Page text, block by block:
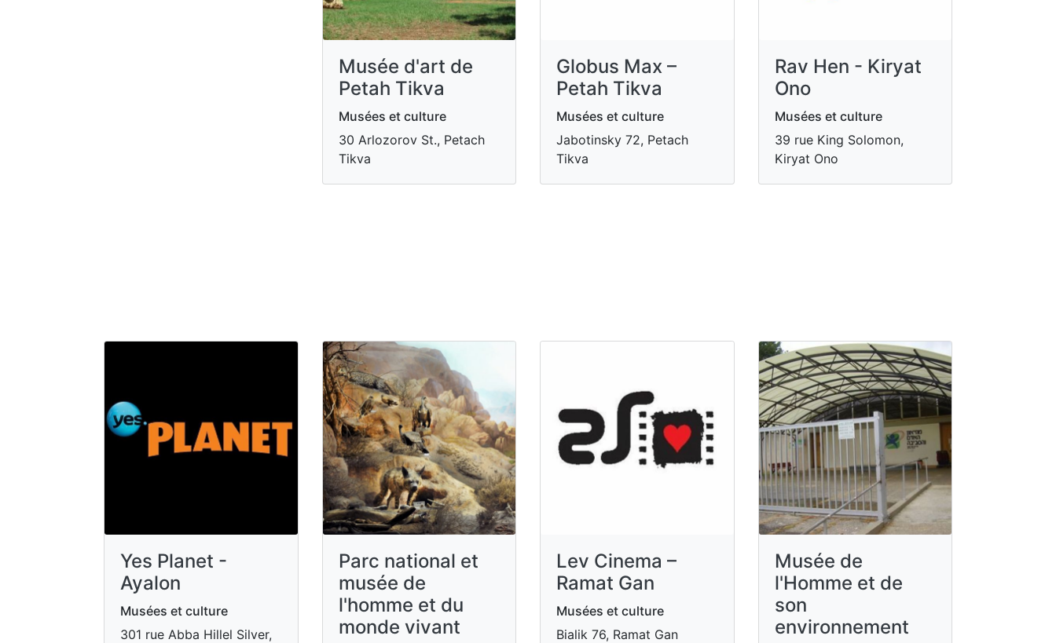
Musée d'art de
Petah Tikva
Musées et culture
30 Arlozorov St., Petach
Tikva
Globus Max –
Petah Tikva
Musées et culture
Jabotinsky 72, Petach
Tikva
Rav Hen - Kiryat
Ono
Musées et culture
39 rue King Solomon,
Kiryat Ono
Yes Planet -
Ayalon
Musées et culture
301 rue Abba Hillel Silver,
Parc national et
musée de
l'homme et du
monde vivant
Lev Cinema –
Ramat Gan
Musées et culture
Bialik 76, Ramat Gan
Musée de
l'Homme et de
son
environnement